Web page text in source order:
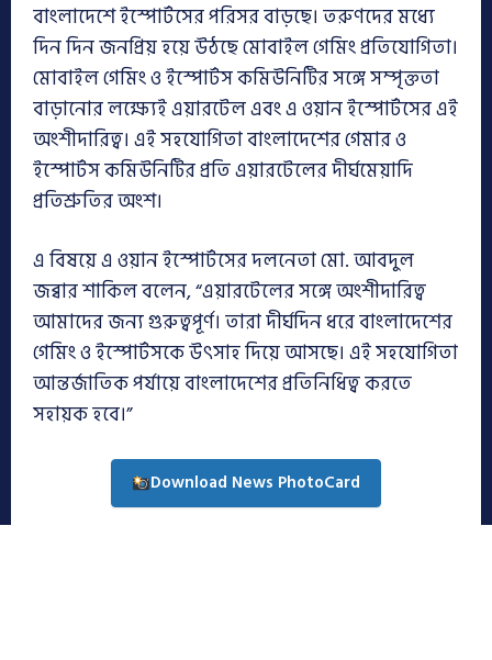
বাংলাদেশে ইস্পোর্টসের পরিসর বাড়ছে। তরুণদের মধ্যে
দিন দিন জনপ্রিয় হয়ে উঠছে মোবাইল গেমিং প্রতিযোগিতা।
মোবাইল গেমিং ও ইস্পোর্টস কমিউনিটির সঙ্গে সম্পৃক্ততা
বাড়ানোর লক্ষ্যেই এয়ারটেল এবং এ ওয়ান ইস্পোর্টসের এই
অংশীদারিত্ব। এই সহযোগিতা বাংলাদেশের গেমার ও
ইস্পোর্টস কমিউনিটির প্রতি এয়ারটেলের দীর্ঘমেয়াদি
প্রতিশ্রুতির অংশ।
এ বিষয়ে এ ওয়ান ইস্পোর্টসের দলনেতা মো. আবদুল
জব্বার শাকিল বলেন, “এয়ারটেলের সঙ্গে অংশীদারিত্ব
আমাদের জন্য গুরুত্বপূর্ণ। তারা দীর্ঘদিন ধরে বাংলাদেশের
গেমিং ও ইস্পোর্টসকে উৎসাহ দিয়ে আসছে। এই সহযোগিতা
আন্তর্জাতিক পর্যায়ে বাংলাদেশের প্রতিনিধিত্ব করতে
সহায়ক হবে।”
Download News PhotoCard